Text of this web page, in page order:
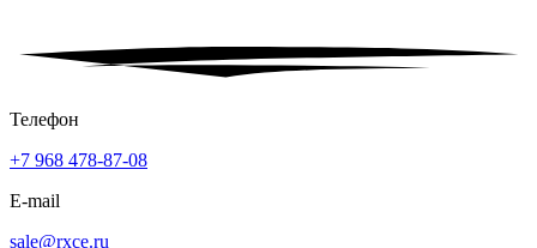
Телефон
+7 968 478-87-08
E-mail
sale@rxce.ru